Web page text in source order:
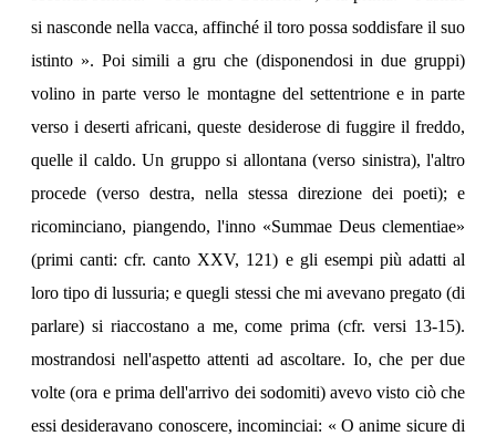
si nasconde nella vacca, affinché il toro possa soddisfare il suo
istinto ». Poi simili a gru che (disponendosi in due gruppi)
volino in parte verso le montagne del settentrione e in parte
verso i deserti africani, queste desiderose di fuggire il freddo,
quelle il caldo. Un gruppo si allontana (verso sinistra), l'altro
procede (verso destra, nella stessa direzione dei poeti); e
ricominciano, piangendo, l'inno «Summae Deus clementiae»
(primi canti: cfr. canto XXV, 121) e gli esempi più adatti al
loro tipo di lussuria; e quegli stessi che mi avevano pregato (di
parlare) si riaccostano a me, come prima (cfr. versi 13-15).
mostrandosi nell'aspetto attenti ad ascoltare. Io, che per due
volte (ora e prima dell'arrivo dei sodomiti) avevo visto ciò che
essi desideravano conoscere, incominciai: « O anime sicure di